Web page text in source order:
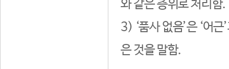
와 같은 층위로 처리함.
3) ‘품사 없음’은 ‘어
은 것을 말함.